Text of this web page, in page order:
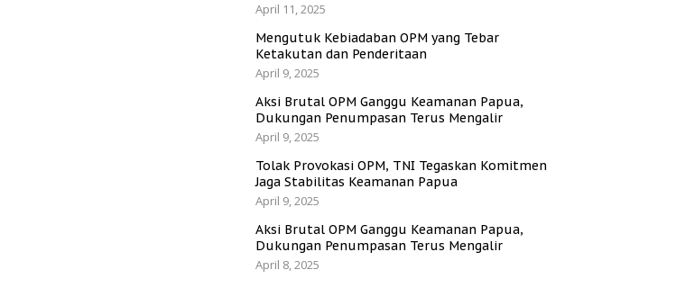
April 11, 2025
Mengutuk Kebiadaban OPM yang Tebar
Ketakutan dan Penderitaan
April 9, 2025
Aksi Brutal OPM Ganggu Keamanan Papua,
Dukungan Penumpasan Terus Mengalir
April 9, 2025
Tolak Provokasi OPM, TNI Tegaskan Komitmen
Jaga Stabilitas Keamanan Papua
April 9, 2025
Aksi Brutal OPM Ganggu Keamanan Papua,
Dukungan Penumpasan Terus Mengalir
April 8, 2025